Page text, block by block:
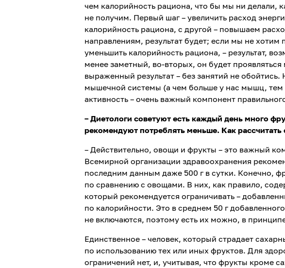
чем калорийность рациона, что бы мы ни делали,
не получим. Первый шаг – увеличить расход
калорийность рациона, с другой – повышаем
направлениям, результат будет; если мы не
уменьшить калорийность рациона, – результат,
менее заметный, во-вторых, он будет
выраженный результат – без занятий не
мышечной системы (а чем больше у нас мышц, тем
активность – очень важный компонент
– Диетологи советуют есть каждый день много
рекомендуют потреблять меньше. Как
– Действительно, овощи и фрукты – это важный
Всемирной организации здравоохранения
последним данным даже 500 г в сутки. Конечно,
по сравнению с овощами. В них, как правило,
который рекомендуется ограничивать –
по калорийности. Это в среднем 50 г
не включаются, поэтому есть их можно, в
Единственное – человек, который страдает
по использованию тех или иных фруктов. Для
ограничений нет, и, учитывая, что фрукты кроме